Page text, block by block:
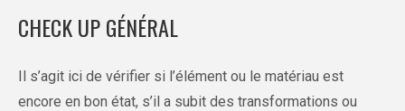
CHECK UP GÉNÉRAL
Il s’agit ici de vérifier si l’élément ou le matériau est
encore en bon état, s’il a subit des transformations ou